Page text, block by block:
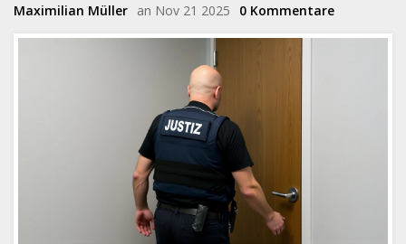
Maximilian Müller an Nov 21 2025 0 Kommentare